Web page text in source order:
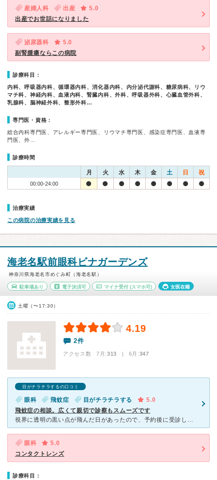
産婦人科 出産
5.0
出産でお世話になりました
泌尿器科
5.0
副腎腫瘍ならこの病院
診療科目：
内科、呼吸器内科、循環器内科、消化器内科、内分泌代謝科、糖尿病科、リウ
マチ科、神経内科、血液内科、腎臓内科、外科、呼吸器外科、心臓血管外科、
乳腺科、脳神経外科、整形外科…
専門医・資格：
総合内科専門医、アレルギー専門医、リウマチ専門医、感染症専門医、血液専
門医、外…
診療時間
月 火 水 木 金 土 日 祝
00:00-24:00
治療実績
この病院の治療実績を見る
海老名駅前眼科ビナガーデンズ
神奈川県海老名市めぐみ町（海老名駅）
駐車場あり 電子決済可 マイナ受付 (スマホ可) 女医在籍
土曜（〜17:30）
4.19
2件
アクセス数 7月:313 | 6月:347
目がチラチラするの口コミ
眼科 飛蚊症 目がチラチラする
5.0
飛蚊症の相談。広くて親切で診察もスムーズです
視界に透明の黒い点が飛んだ日があったので、予約後に受診しました。 新しい建物なのでキレイです。 待ち合い室は、まだソファーを入れられるのでは？と思うくらい、広かったです。 ４種類のドリンクの
眼科
5.0
コンタクトレンズ
診療科目：